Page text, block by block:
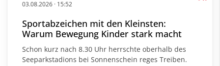
03.08.2026 · 15:52
Sportabzeichen mit den Kleinsten:
Warum Bewegung Kinder stark macht
Schon kurz nach 8.30 Uhr herrschte oberhalb des
Seeparkstadions bei Sonnenschein reges Treiben.